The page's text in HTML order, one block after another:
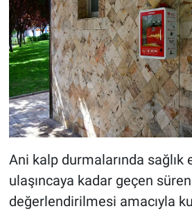
Ani kalp durmalarında sağlık
ulaşıncaya kadar geçen
değerlendirilmesi amacıyla